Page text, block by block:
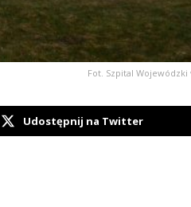
Fot. Szpital Wojewódzki
Udostępnij na Twitter